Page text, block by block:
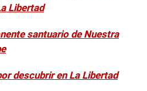
Libertad
santuario de Nuestra
descubrir en La Libertad